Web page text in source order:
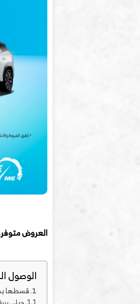
العروض
الوصول
قسطها